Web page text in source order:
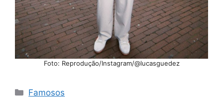
Foto: Reprodução/Instagram/@lucasguedez
Categorias
Famosos